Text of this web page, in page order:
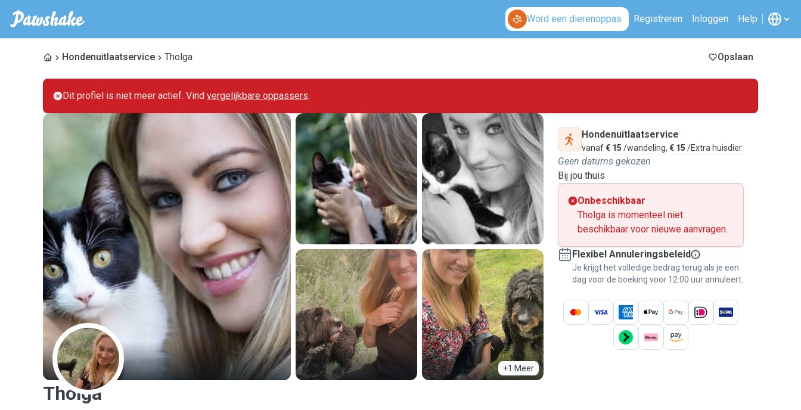
Word een dierenoppas Registreren Inloggen Help
Hondenuitlaatservice Tholga Opslaan
Dit profiel is niet meer actief. Vind vergelijkbare oppassers.
+1 Meer
T
Tholga
Hondenuitlaatservice
vanaf€ 15 /wandeling, € 15 /Extra huisdier
Geen datums gekozen
Bij jou thuis
Onbeschikbaar
Tholga is momenteel niet
beschikbaar voor nieuwe aanvragen.
Flexibel Annuleringsbeleid
Je krijgt het volledige bedrag terug als je een
dag voor de boeking voor 12:00 uur annuleert.